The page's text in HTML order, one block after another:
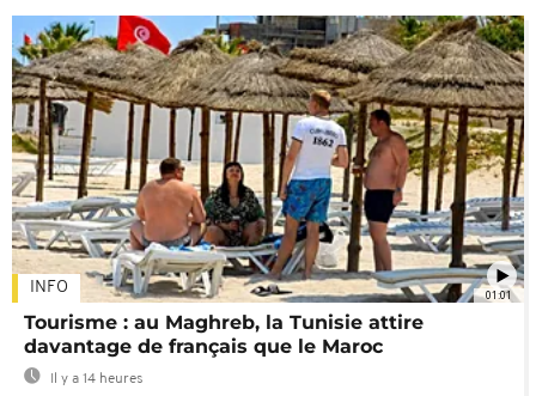
01:01
INFO
Tourisme : au Maghreb, la Tunisie attire
davantage de français que le Maroc
Il y a 14 heures